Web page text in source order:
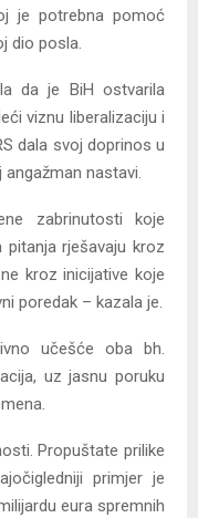
je potrebna pomoć
dio posla.
da je BiH ostvarila
viznu liberalizaciju i
dala svoj doprinos u
nastavi.
zabrinutosti koje
rješavaju kroz
kroz inicijative koje
poredak – kazala je.
učešće oba bh.
uz jasnu poruku
Propuštate prilike
primjer je
eura spremnih